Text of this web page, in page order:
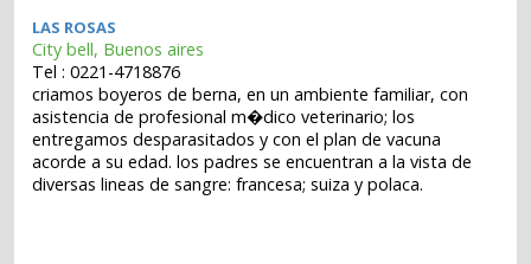
LAS ROSAS
City bell, Buenos aires
Tel : 0221-4718876
criamos boyeros de berna, en un ambiente familiar, con
asistencia de profesional m�dico veterinario; los
entregamos desparasitados y con el plan de vacuna
acorde a su edad. los padres se encuentran a la vista de
diversas lineas de sangre: francesa; suiza y polaca.